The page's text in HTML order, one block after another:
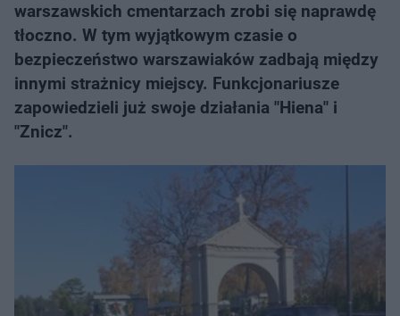
warszawskich cmentarzach zrobi się naprawdę
tłoczno. W tym wyjątkowym czasie o
bezpieczeństwo warszawiaków zadbają między
innymi strażnicy miejscy. Funkcjonariusze
zapowiedzieli już swoje działania "Hiena" i
"Znicz".